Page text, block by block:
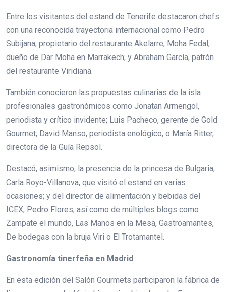
Entre los visitantes del estand de Tenerife destacaron chefs
con una reconocida trayectoria internacional como Pedro
Subijana, propietario del restaurante Akelarre; Moha Fedal,
dueño de Dar Moha en Marrakech; y Abraham García, patrón
del restaurante Viridiana.
También conocieron las propuestas culinarias de la isla
profesionales gastronómicos como Jonatan Armengol,
periodista y crítico invidente; Luis Pacheco, gerente de Gold
Gourmet; David Manso, periodista enológico, o María Ritter,
directora de la Guía Repsol.
Destacó, asimismo, la presencia de la princesa de Bulgaria,
Carla Royo-Villanova, que visitó el estand en varias
ocasiones; y del director de alimentación y bebidas del
ICEX, Pedro Flores, así como de múltiples blogs como
Zampate el mundo, Las Manos en la Mesa, Gastroamantes,
De bodegas con la bruja Viri o El Trotamantel.
Gastronomía tinerfeña en Madrid
En esta edición del Salón Gourmets participaron la fábrica de